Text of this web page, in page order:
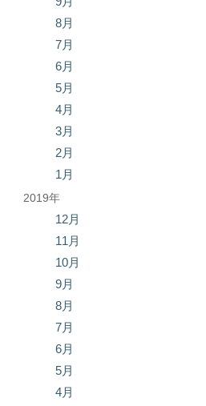
8月
7月
6月
5月
4月
3月
2月
1月
2019年
12月
11月
10月
9月
8月
7月
6月
5月
4月